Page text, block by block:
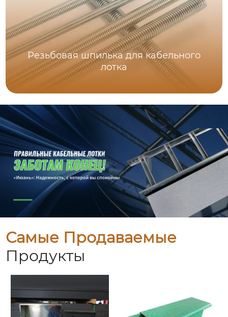
Резьбовая шпилька для кабельного
лотка
Самые Продаваемые
Продукты